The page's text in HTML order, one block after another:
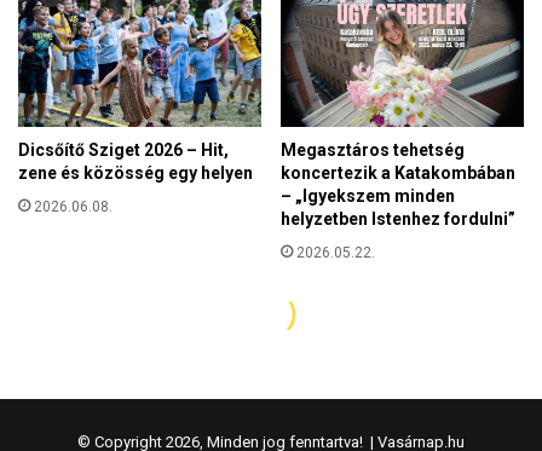
© Copyright 2026, Minden jog fenntartva! | Vasárnap.hu